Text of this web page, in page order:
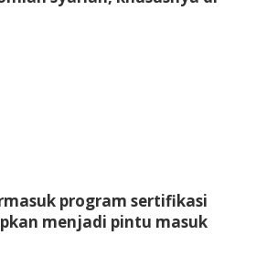
program sertifikasi
menjadi pintu masuk